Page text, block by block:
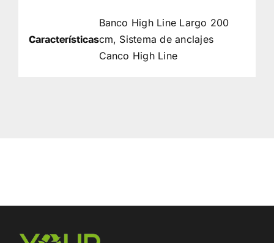
Características
Banco High Line Largo 200
cm, Sistema de anclajes
Canco High Line